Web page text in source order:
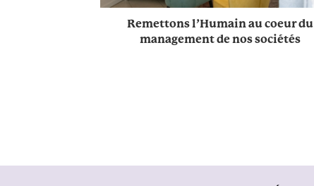
Remettons l’Humain au coeur du
management de nos sociétés